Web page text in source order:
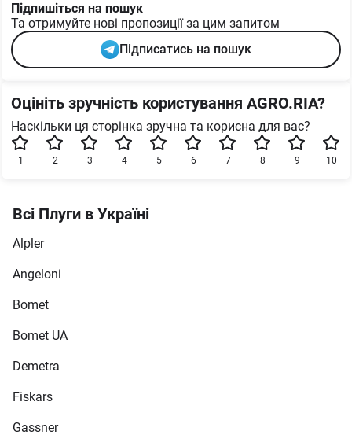
Підпишіться на пошук
Та отримуйте нові пропозиції за цим запитом
Підписатись на пошук
Оцініть зручність користування AGRO.RIA?
Наскільки ця сторінка зручна та корисна для вас?
10
9
8
7
6
5
4
3
2
1
Всі Плуги в Україні
Alpler
Angeloni
Bomet
Bomet UA
Demetra
Fiskars
Gassner